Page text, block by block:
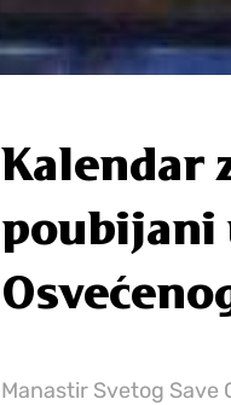
Kalendar
poubijani
Manastir Svetog Save